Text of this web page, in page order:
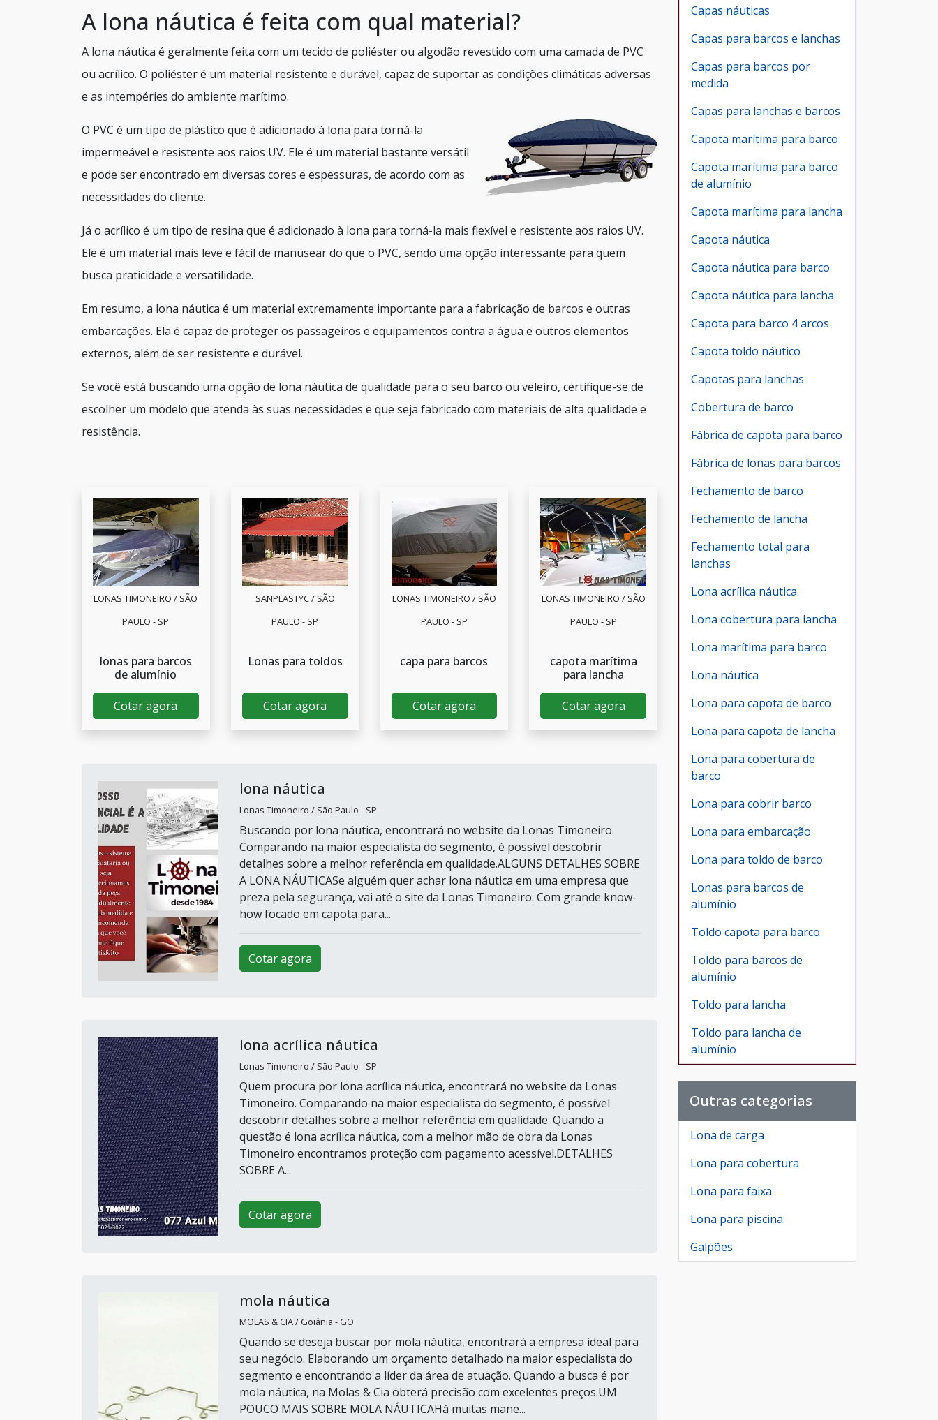
A lona náutica é feita com qual material?
A lona náutica é geralmente feita com um tecido de poliéster ou algodão revestido com uma camada de PVC
ou acrílico. O poliéster é um material resistente e durável, capaz de suportar as condições climáticas adversas
e as intempéries do ambiente marítimo.
O PVC é um tipo de plástico que é adicionado à lona para torná-la
impermeável e resistente aos raios UV. Ele é um material bastante versátil
e pode ser encontrado em diversas cores e espessuras, de acordo com as
necessidades do cliente.
Já o acrílico é um tipo de resina que é adicionado à lona para torná-la mais flexível e resistente aos raios UV.
Ele é um material mais leve e fácil de manusear do que o PVC, sendo uma opção interessante para quem
busca praticidade e versatilidade.
Em resumo, a lona náutica é um material extremamente importante para a fabricação de barcos e outras
embarcações. Ela é capaz de proteger os passageiros e equipamentos contra a água e outros elementos
externos, além de ser resistente e durável.
Se você está buscando uma opção de lona náutica de qualidade para o seu barco ou veleiro, certifique-se de
escolher um modelo que atenda às suas necessidades e que seja fabricado com materiais de alta qualidade e
resistência.
LONAS TIMONEIRO / SÃO
PAULO - SP
lonas para barcos
de alumínio
Cotar agora
SANPLASTYC / SÃO
PAULO - SP
Lonas para toldos
Cotar agora
LONAS TIMONEIRO / SÃO
PAULO - SP
capa para barcos
Cotar agora
LONAS TIMONEIRO / SÃO
PAULO - SP
capota marítima
para lancha
Cotar agora
lona náutica
Lonas Timoneiro / São Paulo - SP
Buscando por lona náutica, encontrará no website da Lonas Timoneiro.
Comparando na maior especialista do segmento, é possível descobrir
detalhes sobre a melhor referência em qualidade.ALGUNS DETALHES SOBRE
A LONA NÁUTICASe alguém quer achar lona náutica em uma empresa que
preza pela segurança, vai até o site da Lonas Timoneiro. Com grande know-
how focado em capota para...
Cotar agora
lona acrílica náutica
Lonas Timoneiro / São Paulo - SP
Quem procura por lona acrílica náutica, encontrará no website da Lonas
Timoneiro. Comparando na maior especialista do segmento, é possível
descobrir detalhes sobre a melhor referência em qualidade. Quando a
questão é lona acrílica náutica, com a melhor mão de obra da Lonas
Timoneiro encontramos proteção com pagamento acessível.DETALHES
SOBRE A...
Cotar agora
mola náutica
MOLAS & CIA / Goiânia - GO
Quando se deseja buscar por mola náutica, encontrará a empresa ideal para
seu negócio. Elaborando um orçamento detalhado na maior especialista do
segmento e encontrando a líder da área de atuação. Quando a busca é por
mola náutica, na Molas & Cia obterá precisão com excelentes preços.UM
POUCO MAIS SOBRE MOLA NÁUTICAHá muitas mane...
Capas náuticas
Capas para barcos e lanchas
Capas para barcos por
medida
Capas para lanchas e barcos
Capota marítima para barco
Capota marítima para barco
de alumínio
Capota marítima para lancha
Capota náutica
Capota náutica para barco
Capota náutica para lancha
Capota para barco 4 arcos
Capota toldo náutico
Capotas para lanchas
Cobertura de barco
Fábrica de capota para barco
Fábrica de lonas para barcos
Fechamento de barco
Fechamento de lancha
Fechamento total para
lanchas
Lona acrílica náutica
Lona cobertura para lancha
Lona marítima para barco
Lona náutica
Lona para capota de barco
Lona para capota de lancha
Lona para cobertura de
barco
Lona para cobrir barco
Lona para embarcação
Lona para toldo de barco
Lonas para barcos de
alumínio
Toldo capota para barco
Toldo para barcos de
alumínio
Toldo para lancha
Toldo para lancha de
alumínio
Outras categorias
Lona de carga
Lona para cobertura
Lona para faixa
Lona para piscina
Galpões